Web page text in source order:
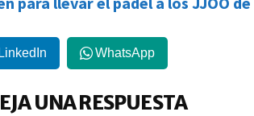
LinkedIn WhatsApp
UNA RESPUESTA